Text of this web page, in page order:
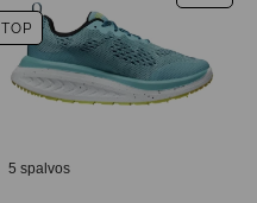
TOP
5 spalvos